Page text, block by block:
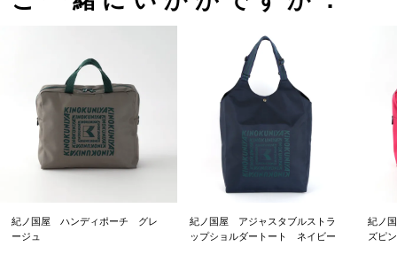
紀ノ国屋 ハンディポーチ グレ
ージュ
紀ノ国屋 アジャスタブルストラ
ップショルダートート ネイビー
紀ノ
ズピ